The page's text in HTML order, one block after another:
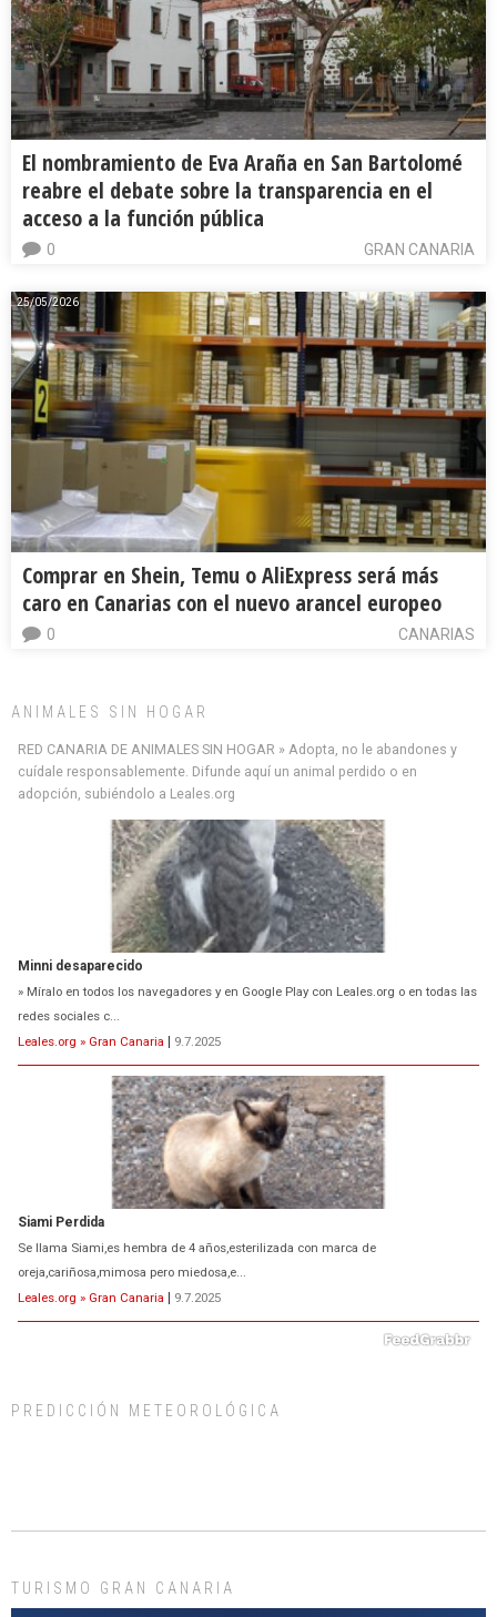
El nombramiento de Eva Araña en San Bartolomé
reabre el debate sobre la transparencia en el
acceso a la función pública
GRAN CANARIA
0
25/05/2026
Comprar en Shein, Temu o AliExpress será más
caro en Canarias con el nuevo arancel europeo
CANARIAS
0
ANIMALES SIN HOGAR
RED CANARIA DE ANIMALES SIN HOGAR » Adopta, no le abandones y
cuídale responsablemente. Difunde aquí un animal perdido o en
adopción, subiéndolo a Leales.org
Minni desaparecido
» Míralo en todos los navegadores y en Google Play con Leales.org o en todas las
redes sociales c...
Leales.org » Gran Canaria | 9.7.2025
Siami Perdida
Se llama Siami,es hembra de 4 años,esterilizada con marca de
oreja,cariñosa,mimosa pero miedosa,e...
Leales.org » Gran Canaria | 9.7.2025
días, ella incluida...
PREDICCIÓN METEOROLÓGICA
TURISMO GRAN CANARIA